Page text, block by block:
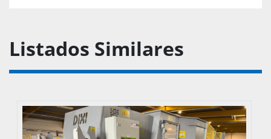
Listados Similares